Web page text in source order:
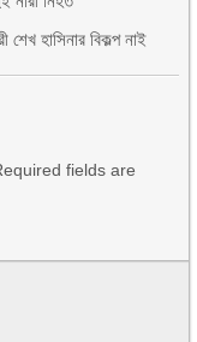
শেখ হাসিনার বিকল্প নাই
fields are